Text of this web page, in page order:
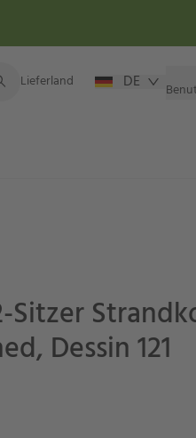
Lieferland DE
Sitzer
Dessin 121